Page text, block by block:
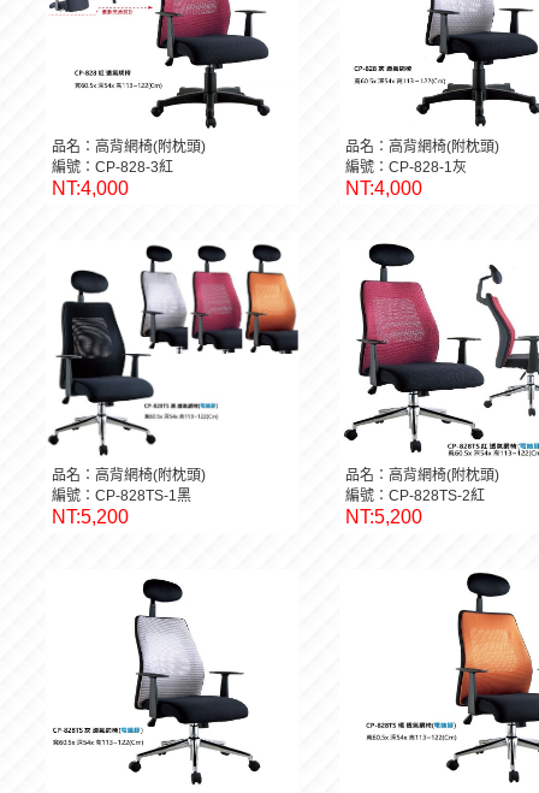
品名：高背網椅(附枕頭)
編號：CP-828-3紅
NT:4,000
品名：高背網椅(附枕頭)
編號：CP-828-1灰
NT:4,000
品名：高背網椅(附枕頭)
編號：CP-828TS-1黑
NT:5,200
品名：高背網椅(附枕頭)
編號：CP-828TS-2紅
NT:5,200